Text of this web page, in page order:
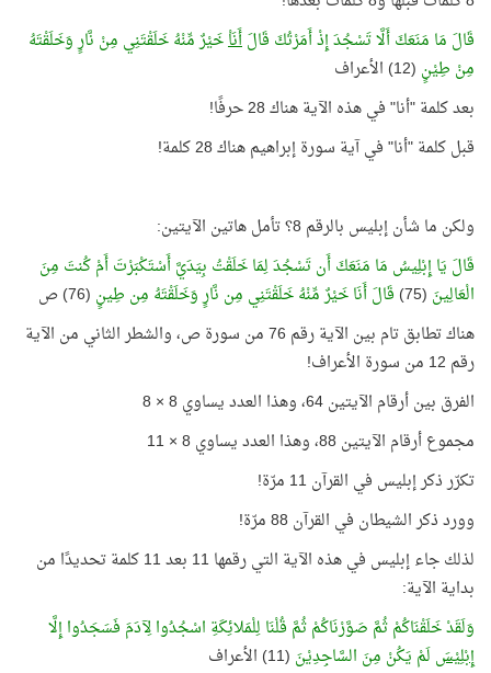
قَالَ مَا مَنَعَكَ أَلَّا تَسْجُدَ إِذْ أَمَرْتُكَ قَالَأَنَاْخَيْرٌ مِّنْهُ خَلَقْتَنِي مِنْ نَّارٍ وَخَلَقْتَهُ
مِنْ طِيْنٍ (12) الأعراف
بعد كلمة "أنا" في هذه الآية هناك 28 حرفًا!
قبل كلمة "أنا" في آية سورة إبراهيم هناك 28 كلمة!
ولكن ما شأن إبليس بالرقم 8؟ تأمل هاتين الآيتين:
قَالَ يَا إِبْلِيسُ مَا مَنَعَكَ أَن تَسْجُدَ لِمَا خَلَقْتُ بِيَدَيَّ أَسْتَكْبَرْتَ أَمْ كُنتَ مِنَ
الْعَالِينَ (75) قَالَ أَنَا خَيْرٌ مِّنْهُ خَلَقْتَنِي مِن نَّارٍ وَخَلَقْتَهُ مِن طِينٍ (76) ص
هناك تطابق تام بين الآية رقم 76 من سورة ص، والشطر الثاني من الآية
رقم 12 من سورة الأعراف!
الفرق بين أرقام الآيتين 64، وهذا العدد يساوي 8 × 8
مجموع أرقام الآيتين 88، وهذا العدد يساوي 8 × 11
تكرّر ذكر إبليس في القرآن 11 مرّة!
وورد ذكر الشيطان في القرآن 88 مرّة!
لذلك جاء إبليس في هذه الآية التي رقمها 11 بعد 11 كلمة تحديدًا من
بداية الآية:
وَلَقَدْ خَلَقْنَاكُمْ ثُمَّ صَوَّرْنَاكُمْ ثُمَّ قُلْنَا لِلْمَلائِكَةِ اسْجُدُوا لِآدَمَ فَسَجَدُوا إِلَّا
إِبْلِيْسَلَمْ يَكُنْ مِنَ السَّاجِدِيْنَ (11) الأعراف